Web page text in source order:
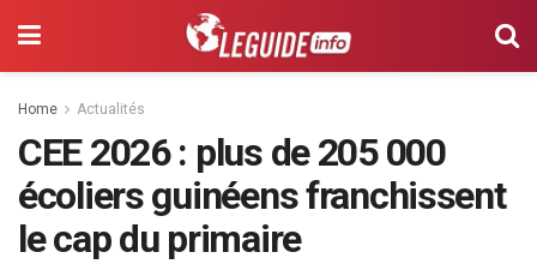
Home Actualités
CEE 2026 : plus de 205 000
écoliers guinéens franchissent
le cap du primaire